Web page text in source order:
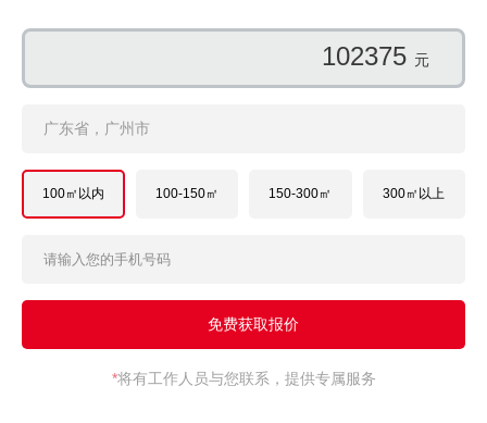
102375 元
广东省，广州市
100㎡以内 100-150㎡ 150-300㎡ 300㎡以上
*将有工作人员与您联系，提供专属服务